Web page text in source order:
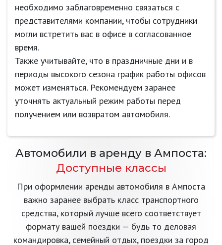
необходимо заблаговременно связаться с
представителями компании, чтобы сотрудники
могли встретить вас в офисе в согласованное
время.
Также учитывайте, что в праздничные дни и в
периоды высокого сезона график работы офисов
может изменяться. Рекомендуем заранее
уточнять актуальный режим работы перед
получением или возвратом автомобиля.
Автомобили в аренду в Ампоста:
Доступные классы
При оформлении аренды автомобиля в Ампоста
важно заранее выбрать класс транспортного
средства, который лучше всего соответствует
формату вашей поездки — будь то деловая
командировка, семейный отдых, поездки за город